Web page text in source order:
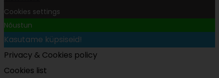
Cookies settings
Nõustun
Kasutame küpsiseid!
Privacy & Cookies policy
Cookies list